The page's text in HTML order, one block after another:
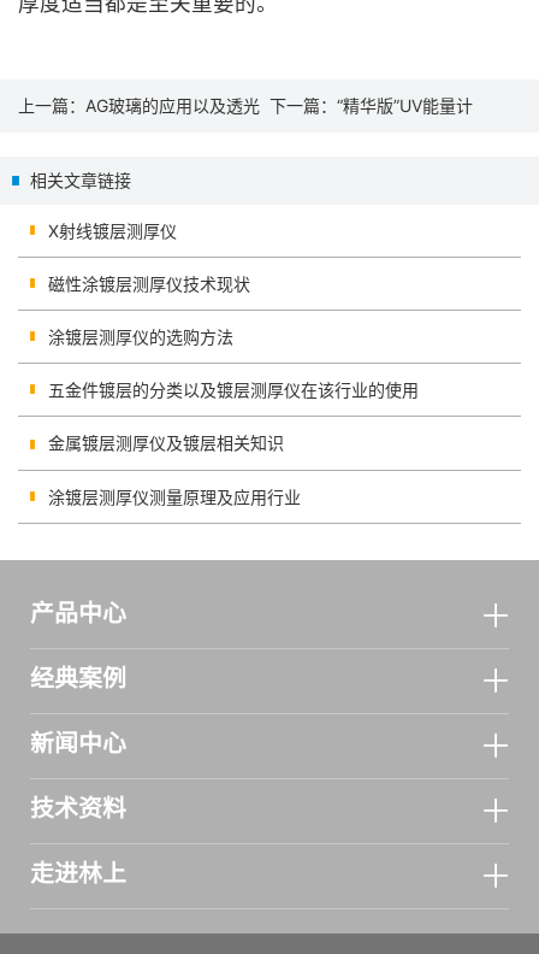
上一篇： AG玻璃的应用以及透光 下一篇： “精华版”UV能量计
相关文章链接
X射线镀层测厚仪
磁性涂镀层测厚仪技术现状
涂镀层测厚仪的选购方法
五金件镀层的分类以及镀层测厚仪在该行业的使用
金属镀层测厚仪及镀层相关知识
涂镀层测厚仪测量原理及应用行业
产品中心
经典案例
新闻中心
技术资料
走进林上